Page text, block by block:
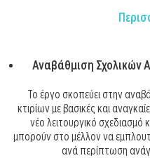
Αναβάθμιση
Το έργο σκοπεύει στην
κτιρίων με βασικές και
νέο λειτουργικό
μπορούν στο μέλλον να
ανά περίπτωση